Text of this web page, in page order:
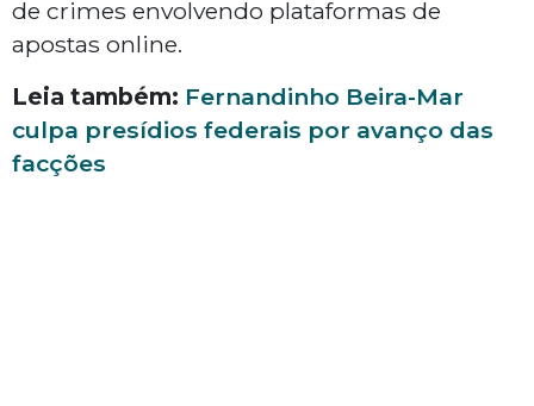
de crimes envolvendo plataformas de
apostas online.
Leia também: Fernandinho Beira-Mar
culpa presídios federais por avanço das
facções